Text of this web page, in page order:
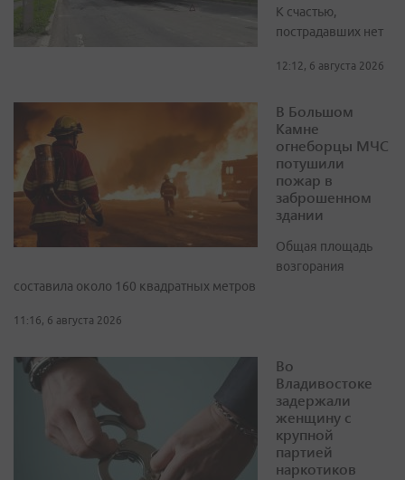
К счастью,
пострадавших нет
12:12, 6 августа 2026
В Большом
Камне
огнеборцы МЧС
потушили
пожар в
заброшенном
здании
Общая площадь
возгорания
составила около 160 квадратных метров
11:16, 6 августа 2026
Во
Владивостоке
задержали
женщину с
крупной
партией
наркотиков